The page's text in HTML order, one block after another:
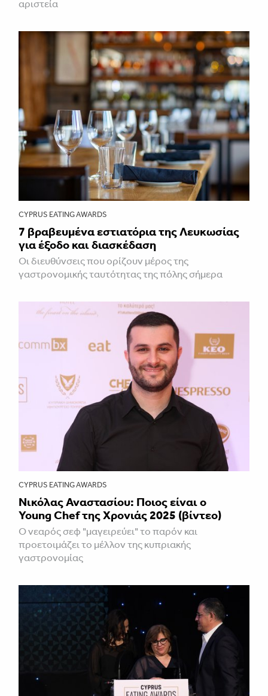
αριστεία
CYPRUS EATING AWARDS
7 βραβευμένα εστιατόρια της Λευκωσίας
για έξοδο και διασκέδαση
Οι διευθύνσεις που ορίζουν μέρος της
γαστρονομικής ταυτότητας της πόλης σήμερα
CYPRUS EATING AWARDS
Νικόλας Αναστασίου: Ποιος είναι ο
Young Chef της Χρονιάς 2025 (βίντεο)
Ο νεαρός σεφ "μαγειρεύει" το παρόν και
προετοιμάζει το μέλλον της κυπριακής
γαστρονομίας